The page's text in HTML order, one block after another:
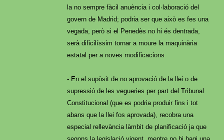
la no sempre fàcil anuència i col·laboració del
govern de Madrid; podria ser que això es fes una
vegada, però si el Penedès no hi és dentrada,
serà dificilíssim tornar a moure la maquinària
estatal per a noves modificacions
- En el supòsit de no aprovació de la llei o de
supressió de les vegueries per part del Tribunal
Constitucional (que es podria produir fins i tot
abans que la llei fos aprovada), recobra una
especial rellevància làmbit de planificació ja que